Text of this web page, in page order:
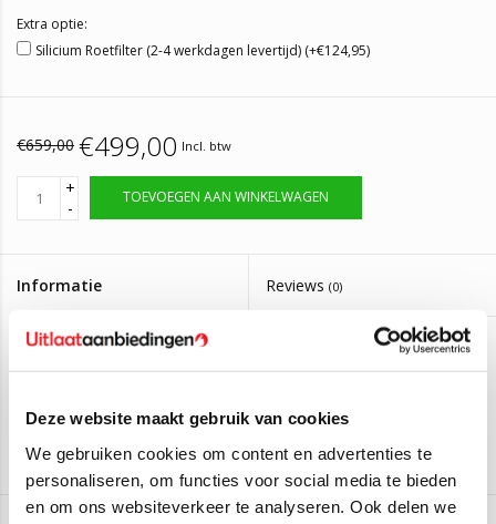
Deze website maakt gebruik van cookies
We gebruiken cookies om content en advertenties te
personaliseren, om functies voor social media te bieden
en om ons websiteverkeer te analyseren. Ook delen we
Extra optie:
Silicium Roetfilter (2-4 werkdagen levertijd) (+€124,95)
€659,00 €499,00 Incl. btw
+
-
TOEVOEGEN AAN WINKELWAGEN
Informatie Reviews (0)
Artikelnummer: DPF968
Levertijd:
Neem contact op voor de levertijd.
Roetfilter Mercedes-Benz E220 C207 2.2CDi
16V
Montagesetje leveren wij er gratis bij mee.